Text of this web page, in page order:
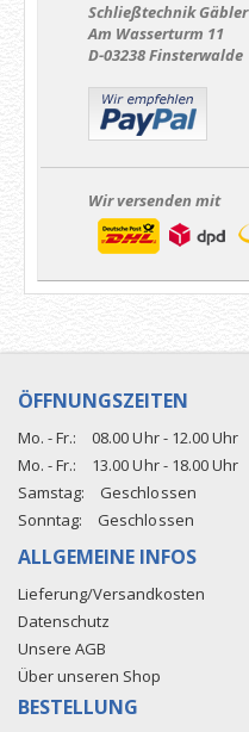
Schließtechnik Gäbler
Am Wasserturm 11
D-03238 Finsterwalde
Wir versenden mit
ÖFFNUNGSZEITEN
Mo. - Fr.:
08.00 Uhr - 12.00 Uhr
Mo. - Fr.:
13.00 Uhr - 18.00 Uhr
Samstag:
Geschlossen
Sonntag:
Geschlossen
ALLGEMEINE INFOS
Lieferung/Versandkosten
Datenschutz
Unsere AGB
Über unseren Shop
BESTELLUNG